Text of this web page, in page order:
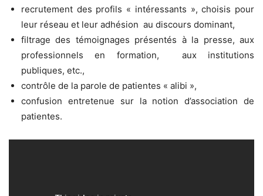
recrutement des profils « intéressants », choisis pour
leur réseau et leur adhésion au discours dominant,
filtrage des témoignages présentés à la presse, aux
professionnels en formation, aux institutions
publiques, etc.,
contrôle de la parole de patientes « alibi »,
confusion entretenue sur la notion d’association de
patientes.